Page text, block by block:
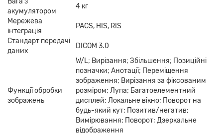
акумулятором
4 кг
Мережева
інтеграція
PACS, HIS, RIS
Стандарт передачі
даних
DICOM 3.0
Функції обробки
зображень
W/L; Вирізання; Збільшення; Позиційні
позначки; Анотації; Переміщення
зображення; Вирізання за фіксованим
розміром; Лупа; Багатоелементний
дисплей; Локальне вікно; Поворот на
будь-який кут; Позитив/негатив;
Вимірювання; Поворот; Дзеркальне
відображення